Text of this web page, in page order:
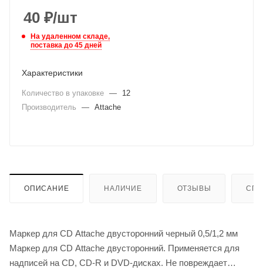
40 ₽/шт
На удаленном складе,
поставка до 45 дней
Характеристики
Количество в упаковке —
12
Производитель
— Attache
ОПИСАНИЕ НАЛИЧИЕ ОТЗЫВЫ
Маркер для CD Attache двусторонний черный 0,5/1,2 мм
Маркер для CD Attache двусторонний. Применяется для
надписей на CD, CD-R и DVD-дисках. Не повреждает